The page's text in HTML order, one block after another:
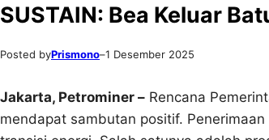
SUSTAIN: Bea Keluar
Posted byPrismono–1 Desember 2025
Jakarta, Petrominer – Rencana
mendapat sambutan positif.